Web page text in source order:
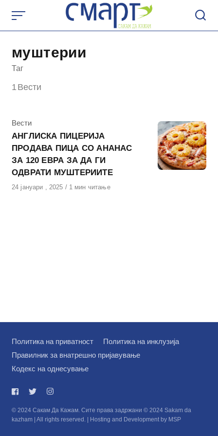
content
муштерии
Таг
1 Вести
КАтегорија
Вести
АНГЛИСКА ПИЦЕРИЈА
ПРОДАВА ПИЦА СО АНАНАС
ЗА 120 ЕВРА ЗА ДА ГИ
ОДВРАТИ МУШТЕРИИТЕ
Објавено
24 јануари , 2025 1 мин читање
Политика на приватност
Политика на инклузија
Правилник за внатрешно пријавување
Кодекс на однесување
© 2024 Сакам Да Кажам. Сите права задржани © 2024 Sakam da
kazham | All rights reserved. | Hosting and Development by MSP